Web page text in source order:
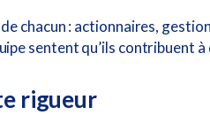
chacun : actionnaires,
sentent qu’ils contribuent à
rigueur